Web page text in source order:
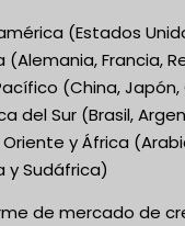
(Estados
(Alemania, Francia,
(China,
del Sur (Brasil,
y África
y Sudáfrica)
de mercado de